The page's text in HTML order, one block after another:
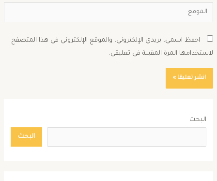
احفظ اسمي، بريدي الإلكتروني، والموقع الإلكتروني في هذا المتصفح
المرة المقبلة في تعليقي.
البحث
البحث